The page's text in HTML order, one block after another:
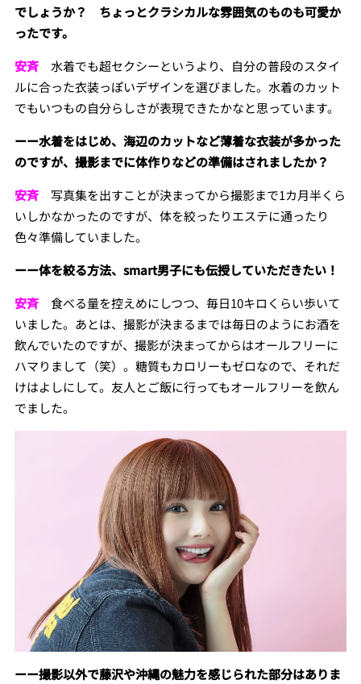
でしょうか？ ちょっとクラシカルな雰囲気のものも可愛か
ったです。
安斉水着でも超セクシーというより、自分の普段のスタイ
ルに合った衣装っぽいデザインを選びました。水着のカット
でもいつもの自分らしさが表現できたかなと思っています。
ーー水着をはじめ、海辺のカットなど薄着な衣装が多かった
のですが、撮影までに体作りなどの準備はされましたか？
安斉写真集を出すことが決まってから撮影まで1カ月半くら
いしかなかったのですが、体を絞ったりエステに通ったり
色々準備していました。
ーー体を絞る方法、smart男子にも伝授していただきたい！
安斉食べる量を控えめにしつつ、毎日10キロくらい歩いて
いました。あとは、撮影が決まるまでは毎日のようにお酒を
飲んでいたのですが、撮影が決まってからはオールフリーに
ハマりまして（笑）。糖質もカロリーもゼロなので、それだ
けはよしにして。友人とご飯に行ってもオールフリーを飲ん
でました。
ーー撮影以外で藤沢や沖縄の魅力を感じられた部分はありま